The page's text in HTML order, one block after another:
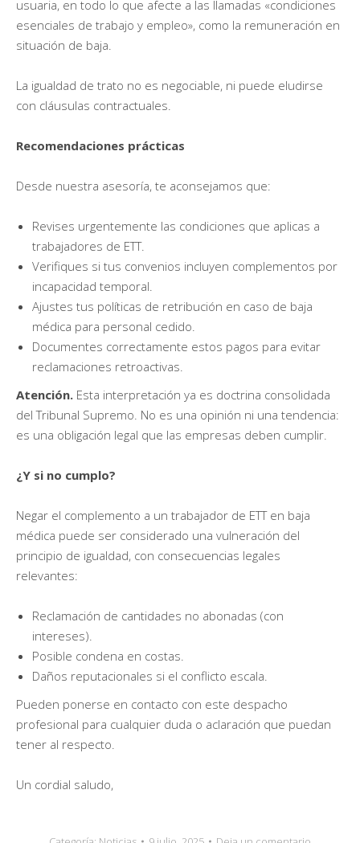
usuaria, en todo lo que afecte a las llamadas «condiciones
esenciales de trabajo y empleo», como la remuneración en
situación de baja.
La igualdad de trato no es negociable, ni puede eludirse
con cláusulas contractuales.
Recomendaciones prácticas
Desde nuestra asesoría, te aconsejamos que:
Revises urgentemente las condiciones que aplicas a
trabajadores de ETT.
Verifiques si tus convenios incluyen complementos por
incapacidad temporal.
Ajustes tus políticas de retribución en caso de baja
médica para personal cedido.
Documentes correctamente estos pagos para evitar
reclamaciones retroactivas.
Atención. Esta interpretación ya es doctrina consolidada
del Tribunal Supremo. No es una opinión ni una tendencia:
es una obligación legal que las empresas deben cumplir.
¿Y si no cumplo?
Negar el complemento a un trabajador de ETT en baja
médica puede ser considerado una vulneración del
principio de igualdad, con consecuencias legales
relevantes:
Reclamación de cantidades no abonadas (con
intereses).
Posible condena en costas.
Daños reputacionales si el conflicto escala.
Pueden ponerse en contacto con este despacho
profesional para cualquier duda o aclaración que puedan
tener al respecto.
Un cordial saludo,